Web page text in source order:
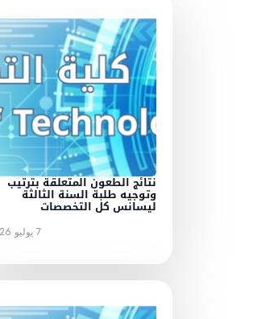
نتائج الطعون المتعلقة بترتيب
وتوجيه طلبة السنة الثالثة
ليسانس كل التخصصات
7 يوليو 2026